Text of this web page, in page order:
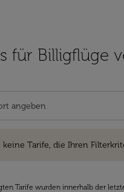
für Billigflüge
keine Tarife, die Ihren
Tarife wurden innerhalb der